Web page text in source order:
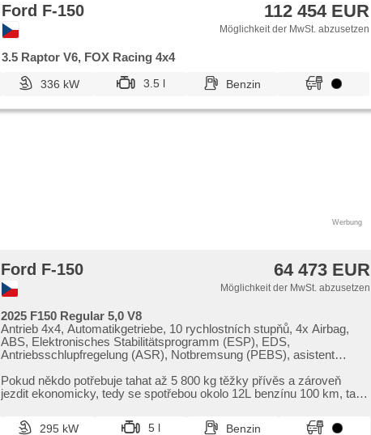
senzory zadní, Antrieb 4x4, Servolenkung, Vorderlichter LED,
Geschwindigkeitsregelung von der Hang, Navigation,
Abnutzungssensor des Bremsbelages, Scheibenwischersensor,
Lichtsensor, Reifendrucksensor, Elektronisches Stabilitätsprogramm
(ESP), starten per Taste, El. Dachfenster, Anhängerkupplung,
Tempomat, Getönte Scheiben, USB, beheizte Sitze, vyhřívaná zadní
sedadla, beheizte Spiegel, beheizte Lenkrad, Ausziehbare Kopflehnen
Ford F-150 112 454 EUR
Möglichkeit der MwSt. abzusetzen
3.5 Raptor V6, FOX Racing 4x4
336 kW 3.5 l Benzin
Werbung
Ford F-150 64 473 EUR
Möglichkeit der MwSt. abzusetzen
2025 F150 Regular 5,0 V8
Antrieb 4x4, Automatikgetriebe, 10 rychlostních stupňů, 4x Airbag,
ABS, Elektronisches Stabilitätsprogramm (ESP), EDS,
Antriebsschlupfregelung (ASR), Notbremsung (PEBS), asistent
'EURO VI', Bordcomputer, El. Seitenscheiben, El. Vorderscheiben,
Alarmanlage, beheizte Spiegel, Getönte Scheiben, uzávěrka předního
Pokud někdo potřebuje tahat až 5 800 kg těžky přívěs a zároveň
jezdit ekonomicky,​ tedy se spotřebou okolo 12L benzínu 100 km,​ tak
295 kW 5 l Benzin